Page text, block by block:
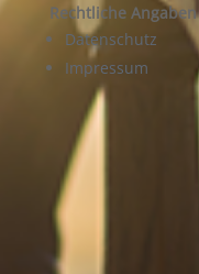
Rechtliche Angaben
Datenschutz
Impressum